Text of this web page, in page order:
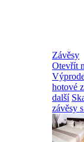
Závěsy
Otevřít
hotové
další
závěsy